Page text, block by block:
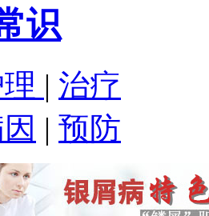
识
| 治疗
| 预防